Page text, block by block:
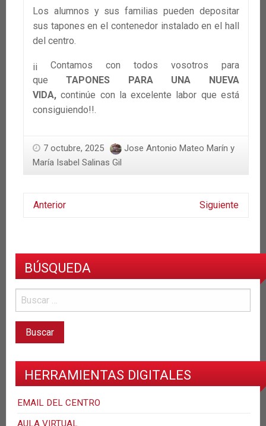
Los alumnos y sus familias pueden depositar
sus tapones en el contenedor instalado en el hall
del centro.
¡¡ Contamos con todos vosotros para
queTAPONES PARA UNA NUEVA
VIDA, continúe con la excelente labor que está
consiguiendo!!.
7 octubre, 2025
Jose Antonio Mateo Marín y
María Isabel Salinas Gil
Anterior Siguiente
BÚSQUEDA
HERRAMIENTAS DIGITALES
EMAIL DEL CENTRO
AULA VIRTUAL